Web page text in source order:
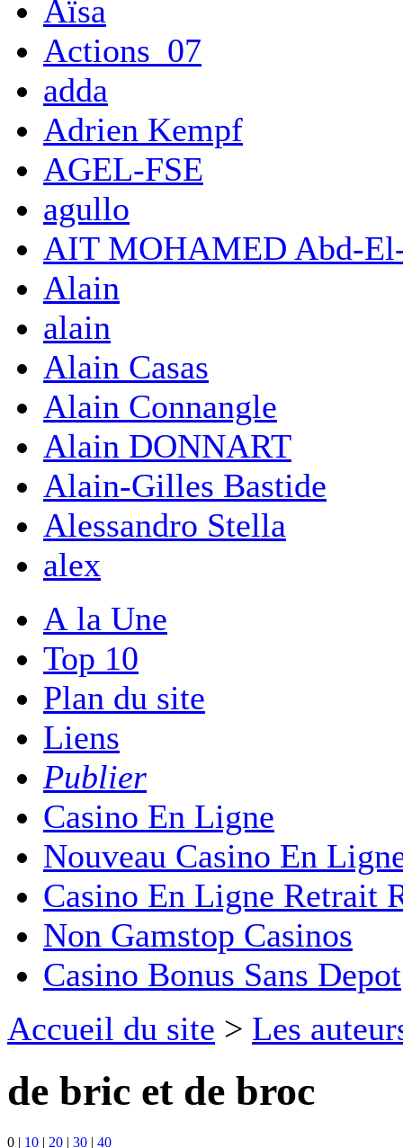
Aïsa
Actions_07
adda
Adrien Kempf
AGEL-FSE
agullo
AIT MOHAMED Abd-
Alain
alain
Alain Casas
Alain Connangle
Alain DONNART
Alain-Gilles Bastide
Alessandro Stella
alex
A la Une
Top 10
Plan du site
Liens
Publier
Casino En Ligne
Nouveau Casino En
Casino En Ligne Retrait
Non Gamstop Casinos
Casino Bonus Sans Depot
Accueil du site > Les
de bric et de broc
0 | 10 | 20 | 30 | 40